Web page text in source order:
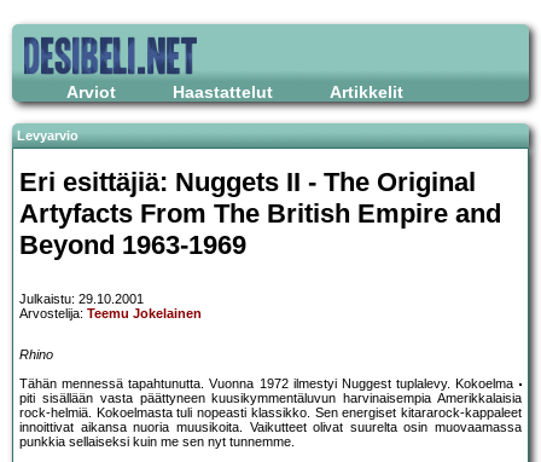
Arviot Haastattelut Artikkelit
Levyarvio
Eri esittäjiä: Nuggets II - The Original
Artyfacts From The British Empire and
Beyond 1963-1969
Julkaistu: 29.10.2001
Arvostelija: Teemu Jokelainen
Rhino
Tähän mennessä tapahtunutta. Vuonna 1972 ilmestyi Nuggest tuplalevy. Kokoelma
piti sisällään vasta päättyneen kuusikymmentäluvun harvinaisempia Amerikkalaisia
rock-helmiä. Kokoelmasta tuli nopeasti klassikko. Sen energiset kitararock-kappaleet
innoittivat aikansa nuoria muusikoita. Vaikutteet olivat suurelta osin muovaamassa
punkkia sellaiseksi kuin me sen nyt tunnemme.